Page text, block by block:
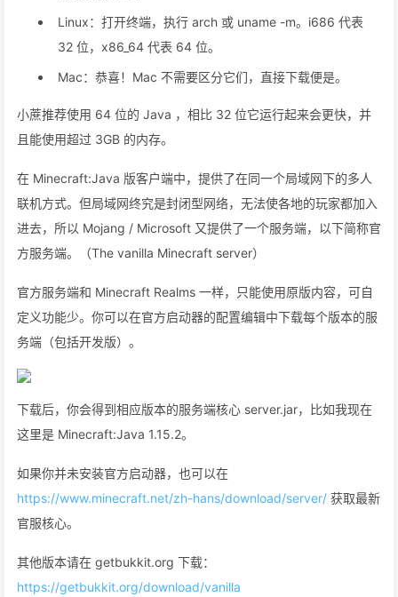
Linux：打开终端，执行 arch 或 uname -m。i686 代表
32 位，x86_64 代表 64 位。
Mac：恭喜！Mac 不需要区分它们，直接下载便是。
小蔗推荐使用 64 位的 Java ，相比 32 位它运行起来会更快，并
且能使用超过 3GB 的内存。
在 Minecraft:Java 版客户端中，提供了在同一个局域网下的多人
联机方式。但局域网终究是封闭型网络，无法使各地的玩家都加入
进去，所以 Mojang / Microsoft 又提供了一个服务端，以下简称官
方服务端。（The vanilla Minecraft server）
官方服务端和 Minecraft Realms 一样，只能使用原版内容，可自
定义功能少。你可以在官方启动器的配置编辑中下载每个版本的服
务端（包括开发版）。
下载后，你会得到相应版本的服务端核心 server.jar，比如我现在
这里是 Minecraft:Java 1.15.2。
如果你并未安装官方启动器，也可以在
https://www.minecraft.net/zh-hans/download/server/ 获取最新
官服核心。
其他版本请在 getbukkit.org 下载：
https://getbukkit.org/download/vanilla